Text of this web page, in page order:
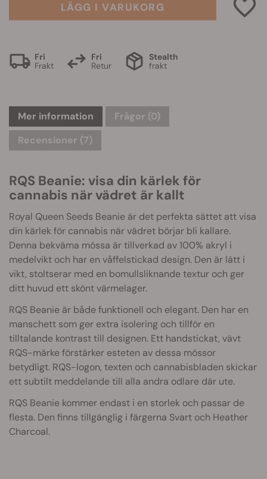
LÄGG I VARUKORG
Fri
Frakt
Fri
Retur
Stealth
frakt
Mer information Frågor (0)
Recensioner (7)
RQS Beanie: visa din kärlek för
cannabis när vädret är kallt
Royal Queen Seeds Beanie är det perfekta sättet att visa
din kärlek för cannabis när vädret börjar bli kallare.
Denna bekväma mössa är tillverkad av 100% akryl i
medelvikt och har en våffelstickad design. Den är lätt i
vikt, stoltserar med en bomullsliknande textur och ger
ditt huvud ett skönt värmelager.
RQS Beanie är både funktionell och elegant. Den har en
manschett som ger extra isolering och tillför en
tilltalande kontrast till designen. Ett handstickat, vävt
RQS-märke förstärker esteten av dessa mössor
betydligt. RQS-logon, texten och cannabisbladen skickar
ett subtilt meddelande till alla andra odlare där ute.
RQS Beanie kommer endast i en storlek och passar de
flesta. Den finns tillgänglig i färgerna Svart och Heather
Charcoal.